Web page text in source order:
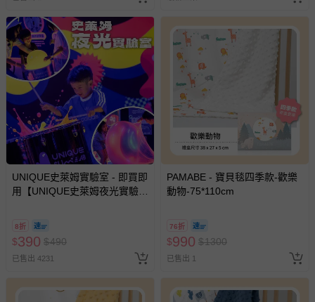
UNIQUE史萊姆實驗室 - 即買即
用【UNIQUE史萊姆夜光實驗室
訂單編號兌換，逾期作廢) (大
人小孩均一價(3歲以上需購票))
8折
$390 $490
已售出 4231
PAMABE - 寶貝毯四季款-歡樂
動物-75*110cm
76折
$990 $1300
已售出 1